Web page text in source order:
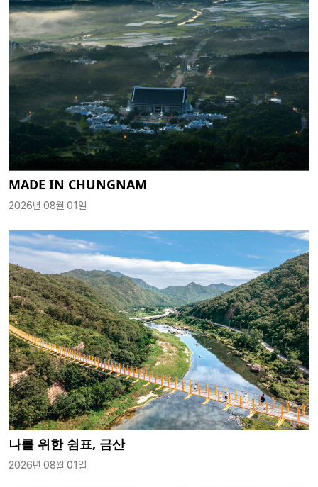
MADE IN CHUNGNAM
2026년 08월 01일
나를 위한 쉼표, 금산
2026년 08월 01일